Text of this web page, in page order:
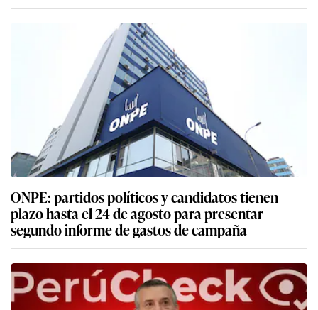
ONPE: partidos políticos y candidatos tienen
plazo hasta el 24 de agosto para presentar
segundo informe de gastos de campaña